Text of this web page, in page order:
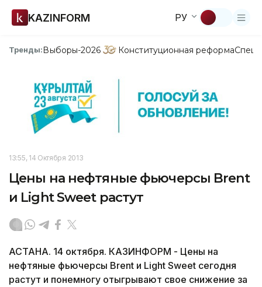
KAZINFORM РУ
Тренды:Выборы-2026 Конституционная реформа
13:55, 14 Октября 2013
Цены на нефтяные фьючерсы Brent
и Light Sweet растут
АСТАНА. 14 октября. КАЗИНФОРМ - Цены на
нефтяные фьючерсы Brent и Light Sweet сегодня
растут и понемногу отыгрывают свое снижение за